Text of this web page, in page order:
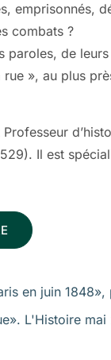
emprisonnés,
combats ?
paroles, de
», au plus
Il est
en juin
L'Histoire mai